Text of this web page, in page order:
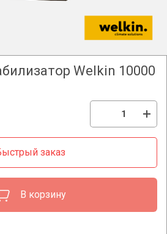
Welkin 10000
В корзину
заказ